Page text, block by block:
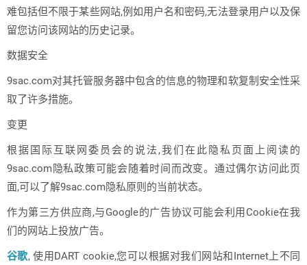
难包括但不限于某些网站,例如用户名和密码,无法登录用户以及保
留您访问该网站的历史记录。
数据安全
9sac.com对其托管服务器中包含的信息的物理和软复制安全性采
取了许多措施。
变更
根据国际互联网委员会的说法,我们在此隐私页面上阅读的
9sac.com隐私政策可能会随着时间而改变。通过偶尔访问此页
面,可以了解9sac.com隐私原则的当前状态。
作为第三方供应商,与Google的广告协议可能会利用Cookie在我
们的网站上投放广告。
谷歌, 使用DART cookie,您可以根据对我们网站和Internet上不同